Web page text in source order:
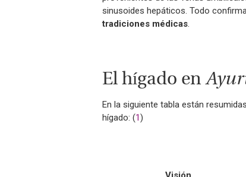
sinusoides hepáticos. Todo
tradiciones médicas.
El hígado en
En la siguiente tabla están
hígado: (1)